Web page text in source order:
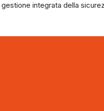
gestione integrata della